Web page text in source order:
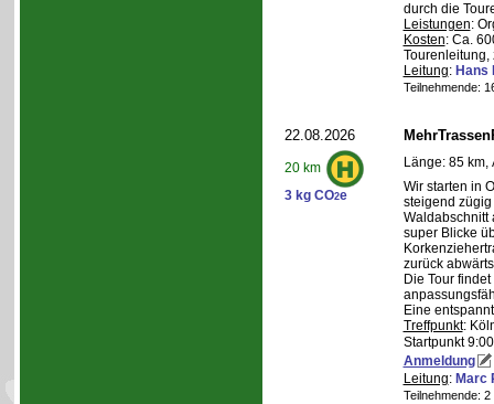
durch die
Leistungen:
Kosten: Ca.
Tourenleitung,
Leitung: Hans
Teilnehmende:
22.08.2026
20 km
3 kg CO2e
Länge: 85 km,
Wir starten in
steigend
Waldabschnitt
super Blicke
zurück
Die Tour
Eine
Treffpunkt:
Startpunkt
Anmeldung
Leitung: Marc
Teilnehmende: